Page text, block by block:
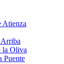
Atienza
la Oliva
Puente